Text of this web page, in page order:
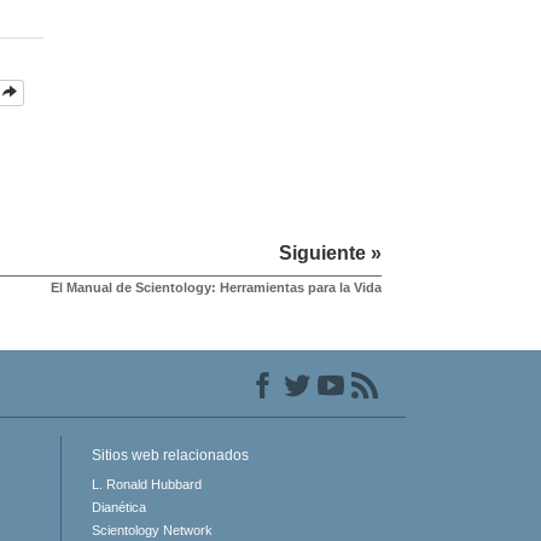
Siguiente »
El Manual de Scientology: Herramientas para la Vida
Sitios web relacionados
L. Ronald Hubbard
Dianética
Scientology Network